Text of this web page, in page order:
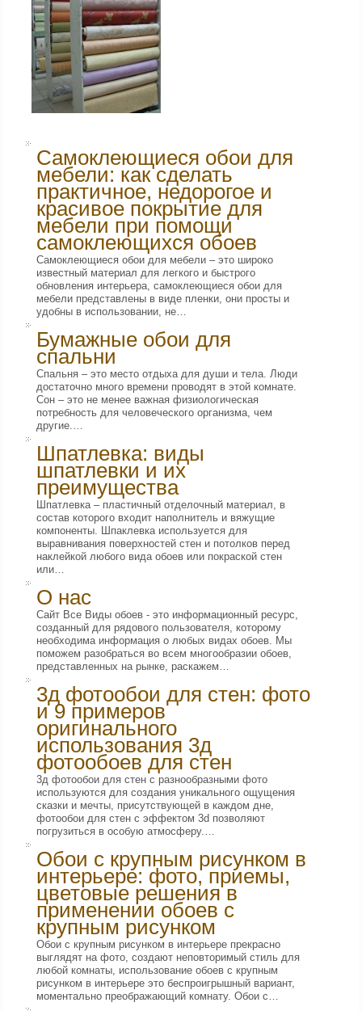
Самоклеющиеся обои для
мебели: как сделать
практичное, недорогое и
красивое покрытие для
мебели при помощи
самоклеющихся обоев
Самоклеющиеся обои для мебели – это широко
известный материал для легкого и быстрого
обновления интерьера, самоклеющиеся обои для
мебели представлены в виде пленки, они просты и
удобны в использовании, не…
Бумажные обои для
спальни
Спальня – это место отдыха для души и тела. Люди
достаточно много времени проводят в этой комнате.
Сон – это не менее важная физиологическая
потребность для человеческого организма, чем
другие.…
Шпатлевка: виды
шпатлевки и их
преимущества
Шпатлевка – пластичный отделочный материал, в
состав которого входит наполнитель и вяжущие
компоненты. Шпаклевка используется для
выравнивания поверхностей стен и потолков перед
наклейкой любого вида обоев или покраской стен
или…
О нас
Сайт Все Виды обоев - это информационный ресурс,
созданный для рядового пользователя, которому
необходима информация о любых видах обоев. Мы
поможем разобраться во всем многообразии обоев,
представленных на рынке, раскажем…
3д фотообои для стен: фото
и 9 примеров
оригинального
использования 3д
фотообоев для стен
3д фотообои для стен с разнообразными фото
используются для создания уникального ощущения
сказки и мечты, присутствующей в каждом дне,
фотообои для стен с эффектом 3d позволяют
погрузиться в особую атмосферу.…
Обои с крупным рисунком в
интерьере: фото, приемы,
цветовые решения в
применении обоев с
крупным рисунком
Обои с крупным рисунком в интерьере прекрасно
выглядят на фото, создают неповторимый стиль для
любой комнаты, использование обоев с крупным
рисунком в интерьере это беспроигрышный вариант,
моментально преображающий комнату. Обои с…